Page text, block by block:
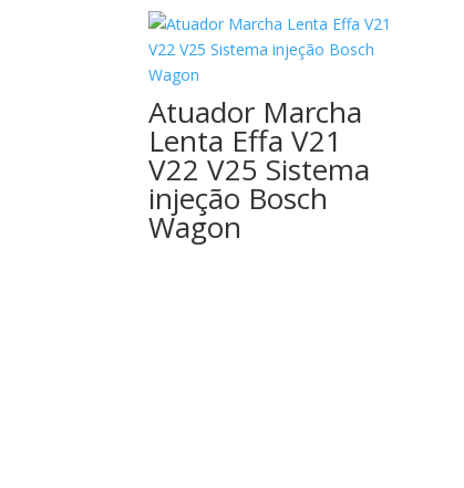
Atuador Marcha
Lenta Effa V21
V22 V25 Sistema
injeção Bosch
Wagon